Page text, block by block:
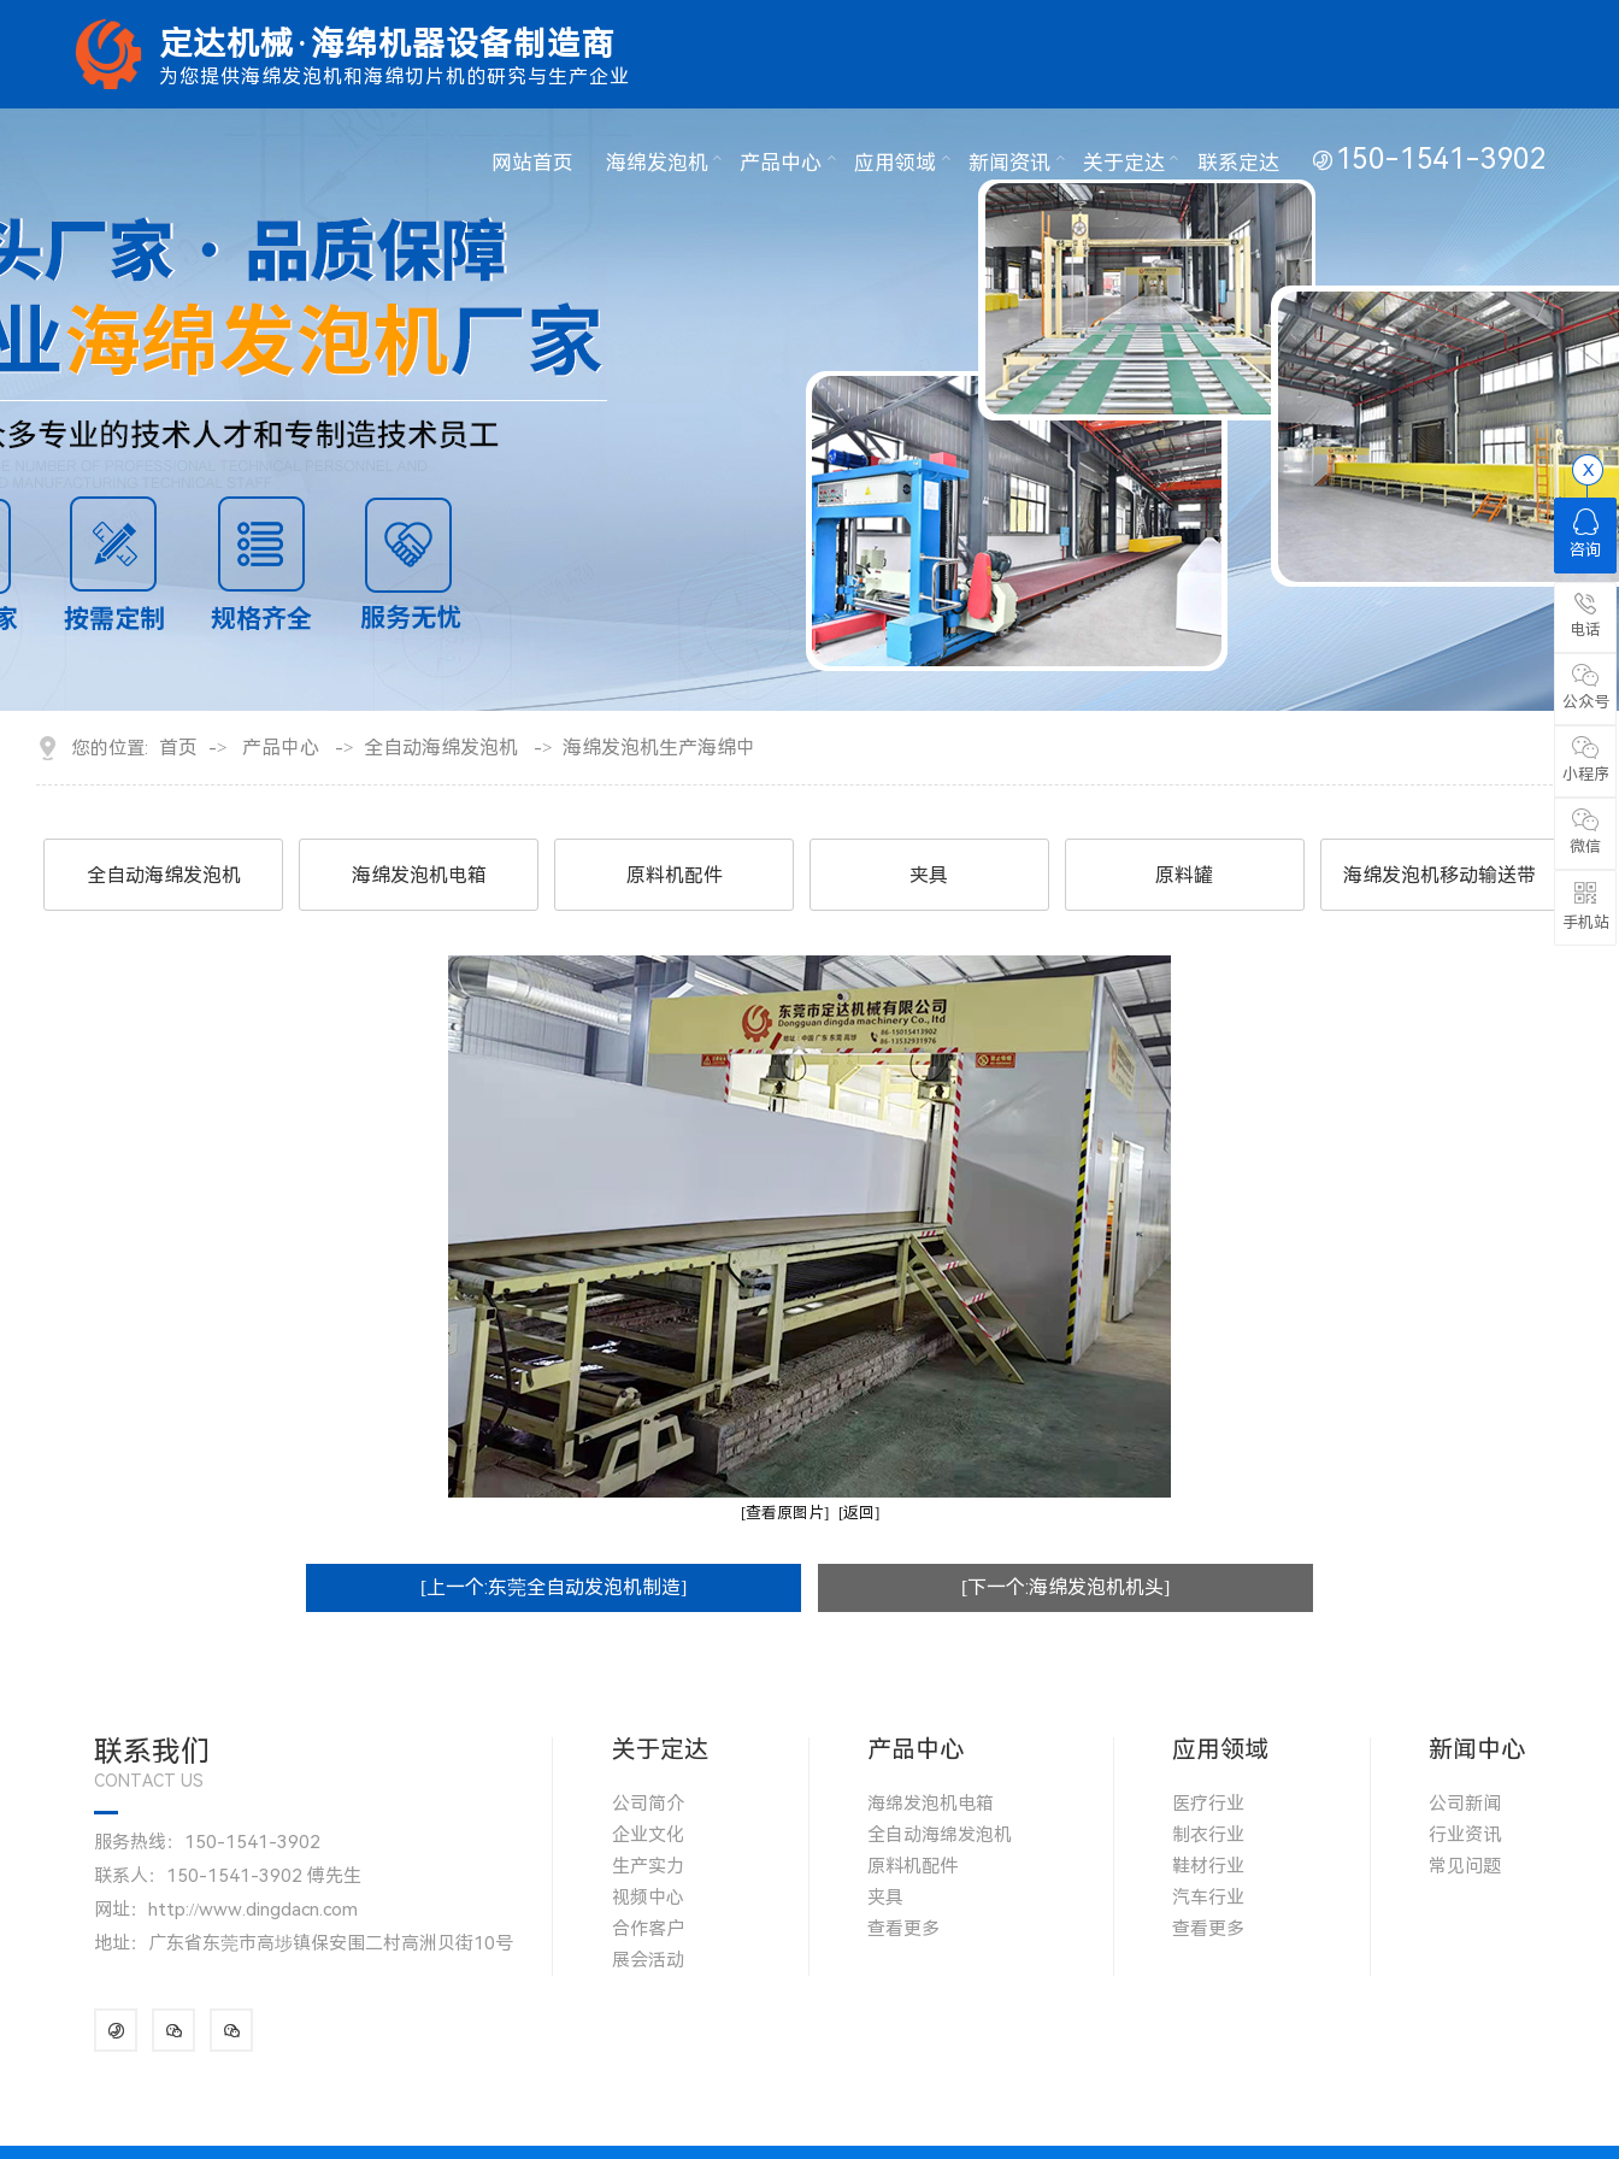
定达机械·海绵机器设备制造商
为您提供海绵发泡机和海绵切片机的研究与生产企业
网站首页 海绵发泡机 产品中心 应用领域 新闻资讯 关于定达 联系定达  150-1541-3902
您的位置: 首页 -> 产品中心 -> 全自动海绵发泡机 -> 海绵发泡机生产海绵中
全自动海绵发泡机 海绵发泡机电箱 原料机配件 夹具 原料罐 海绵发泡机移动输送带
[查看原图片] [返回]
[上一个:东莞全自动发泡机制造] [下一个:海绵发泡机机头]
联系我们
CONTACT US
服务热线：150-1541-3902
联系人：150-1541-3902 傅先生
网址：http://www.dingdacn.com
地址：广东省东莞市高埗镇保安围二村高洲贝街10号
  
关于定达
公司简介
企业文化
生产实力
视频中心
合作客户
展会活动
产品中心
海绵发泡机电箱
全自动海绵发泡机
原料机配件
夹具
查看更多
应用领域
医疗行业
制衣行业
鞋材行业
汽车行业
查看更多
新闻中心
公司新闻
行业资讯
常见问题
咨询
电话
公众号
小程序
微信
手机站